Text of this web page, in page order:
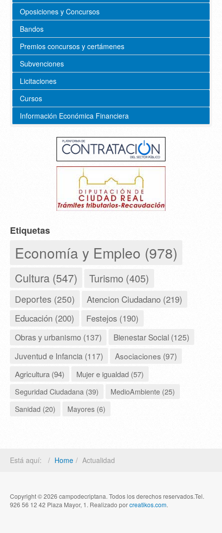
Oposiciones y Concursos
Bandos
Premios concursos y certámenes
Subvenciones
Licitaciones
Cursos
Información Económica Financiera
Etiquetas
Economía y Empleo (978)
Cultura (547) Turismo (405)
Deportes (250) Atencion Ciudadano (219)
Educación (200) Festejos (190)
Obras y urbanismo (137)
Bienestar Social (125)
Juventud e Infancia (117)
Asociaciones (97)
Agricultura (94)
Mujer e igualdad (57)
Seguridad Ciudadana (39)
MedioAmbiente (25)
Sanidad (20)
Mayores (6)
Está aquí: Home Actualidad
Copyright © 2026 campodecriptana. Todos los derechos reservados.Tel.
926 56 12 42 Plaza Mayor, 1. Realizado porcreatikos.com.